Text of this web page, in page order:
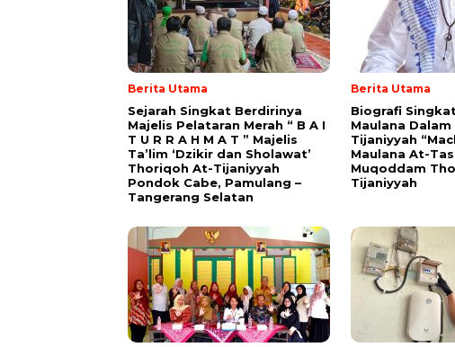
Berita Utama
Sejarah Singkat Berdirinya
Majelis Pelataran Merah “ B A I
T U R R A H M A T ” Majelis
Ta’lim ‘Dzikir dan Sholawat’
Thoriqoh At-Tijaniyyah
Pondok Cabe, Pamulang –
Tangerang Selatan
Berita Utama
Biografi
Maulana
Tijaniyyah
Maulana At-
Muqoddam
Tijaniyyah